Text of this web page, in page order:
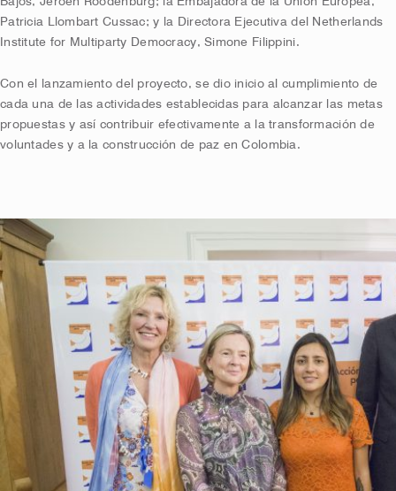
Patricia Llombart Cussac; y la Directora Ejecutiva del Netherlands
Institute for Multiparty Democracy, Simone Filippini.
Con el lanzamiento del proyecto, se dio inicio al cumplimiento de
cada una de las actividades establecidas para alcanzar las metas
propuestas y así contribuir efectivamente a la transformación de
voluntades y a la construcción de paz en Colombia.